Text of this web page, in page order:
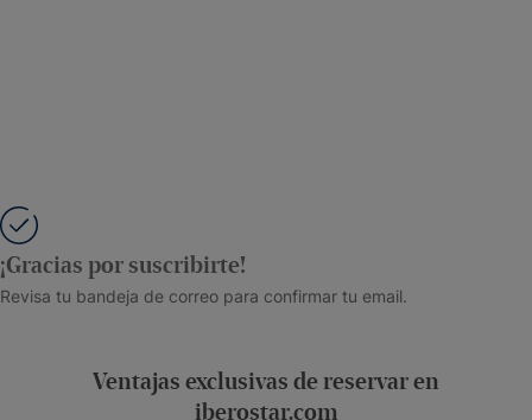
¡Gracias por suscribirte!
Revisa tu bandeja de correo para confirmar tu email.
Ventajas exclusivas de reservar en
iberostar.com